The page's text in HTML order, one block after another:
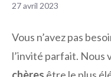
27 avril 2023
Vous n’avez pas
l’invité parfait. Nous